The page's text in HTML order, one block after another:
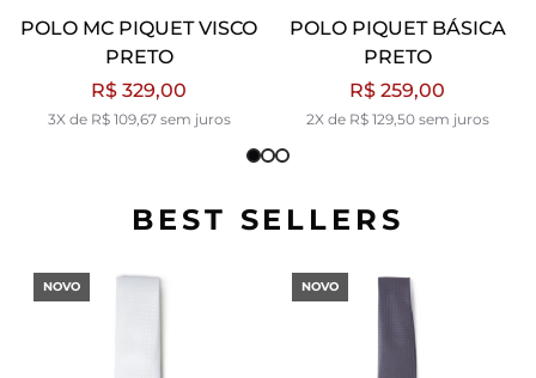
POLO MC PIQUET VISCO
PRETO
R$ 329,00
3X de R$ 109,67 sem juros
POLO PIQUET BÁSICA
PRETO
R$ 259,00
2X de R$ 129,50 sem juros
BEST SELLERS
NOVO NOVO